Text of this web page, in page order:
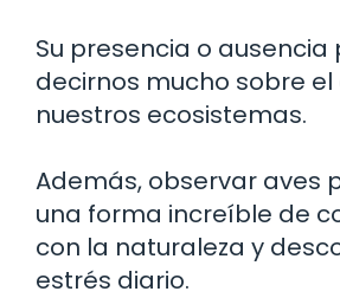
Su presencia o ausencia
decirnos mucho sobre
nuestros ecosistemas.
Además, observar aves
una forma increíble de
con la naturaleza y
estrés diario.